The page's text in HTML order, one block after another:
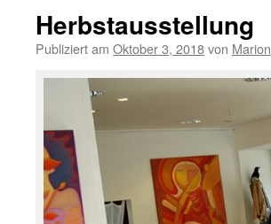
Herbstausstellung
Publiziert am Oktober 3, 2018von Marion